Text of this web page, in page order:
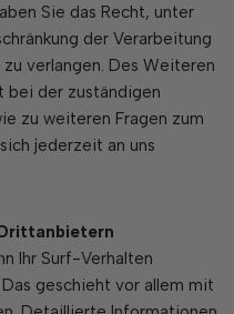
Sie das Recht, unter
der Verarbeitung
verlangen. Des Weiteren
bei der zuständigen
zu weiteren Fragen zum
jederzeit an uns
Ihr Surf-Verhalten
geschieht vor allem mit